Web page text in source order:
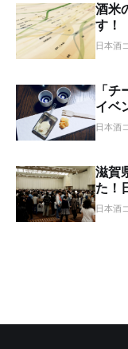
酒米
す！
日本酒
「
イベ
日本酒
滋賀
た！
日本酒